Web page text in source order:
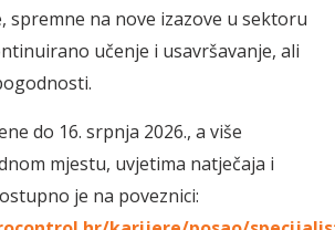
spremne na nove izazove u sektoru
učenje i usavršavanje, ali
do 16. srpnja 2026., a više
mjestu, uvjetima natječaja i
je na poveznici: